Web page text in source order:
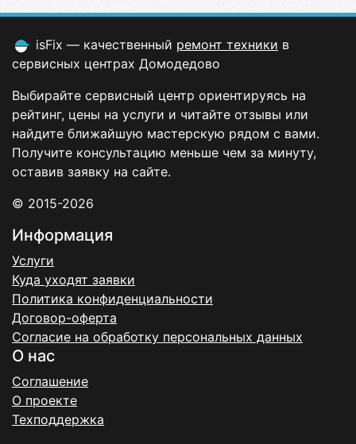
isFix — качественный ремонт техники в
сервисных центрах Домодедово
Выбирайте сервисный центр ориентируясь на
рейтинг, цены на услуги и читайте отзывы или
найдите ближайшую мастерскую рядом с вами.
Получите консультацию меньше чем за минуту,
оставив заявку на сайте.
© 2015-2026
Информация
Услуги
Куда уходят заявки
Политика конфиденциальности
Договор-оферта
Согласие на обработку персональных данных
О нас
Соглашение
О проекте
Техподдержка